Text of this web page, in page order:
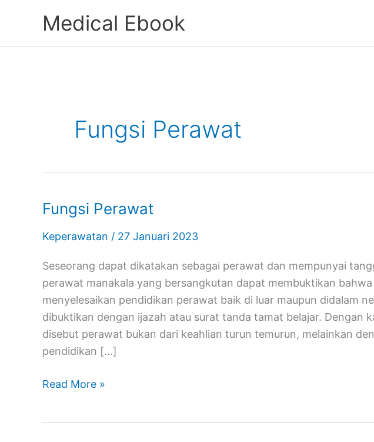
Medical Ebook
Fungsi Perawat
Fungsi Perawat
Keperawatan / 27 Januari 2023
Seseorang dapat dikatakan sebagai perawat dan mempunyai
perawat manakala yang bersangkutan dapat membuktikan
menyelesaikan pendidikan perawat baik di luar maupun didalam
dibuktikan dengan ijazah atau surat tanda tamat belajar. Dengan
disebut perawat bukan dari keahlian turun temurun, melainkan
pendidikan […]
Fungsi
Read More »